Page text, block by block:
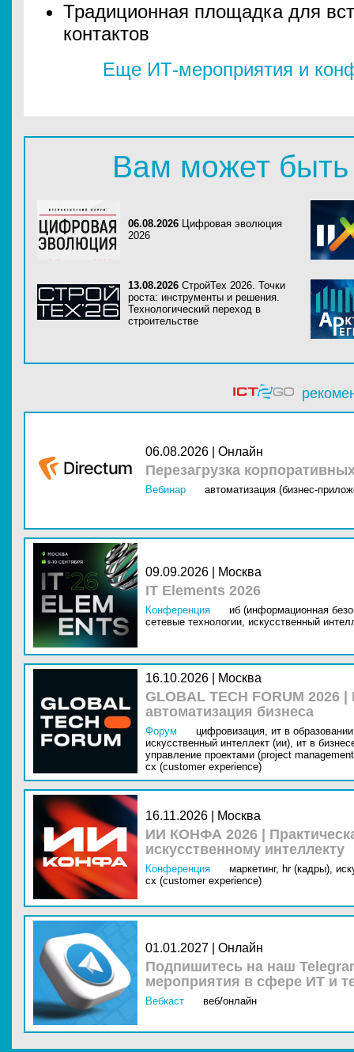
Традиционная площадка для
контактов
Еще ИТ-мероприятия и
Вам может быть
06.08.2026 Цифровая эволюция
2026
13.08.2026 СтройТех 2026. Точки
роста: инструменты и решения.
Технологический переход в
строительстве
06.08.2026 | Онлайн
Перезагрузка
Вебинар автоматизация (бизнес-
09.09.2026 | Москва
IT Elements 2026
Конференция
иб (информационная
сетевые технологии, искусственный
16.10.2026 | Москва
GLOBAL TECH FORUM
автоматизация бизнеса
Форум цифровизация, ит в
искусственный интеллект (ии), ит в
управление проектами (project
cx (customer experience)
16.11.2026 | Москва
ИИ КОНФА 2026 |
искусственному интеллекту
Конференция маркетинг, hr (кадры),
cx (customer experience)
01.01.2027 | Онлайн
Подпишитесь на наш
мероприятия в сфере ИТ и
Вебкаст веб/онлайн